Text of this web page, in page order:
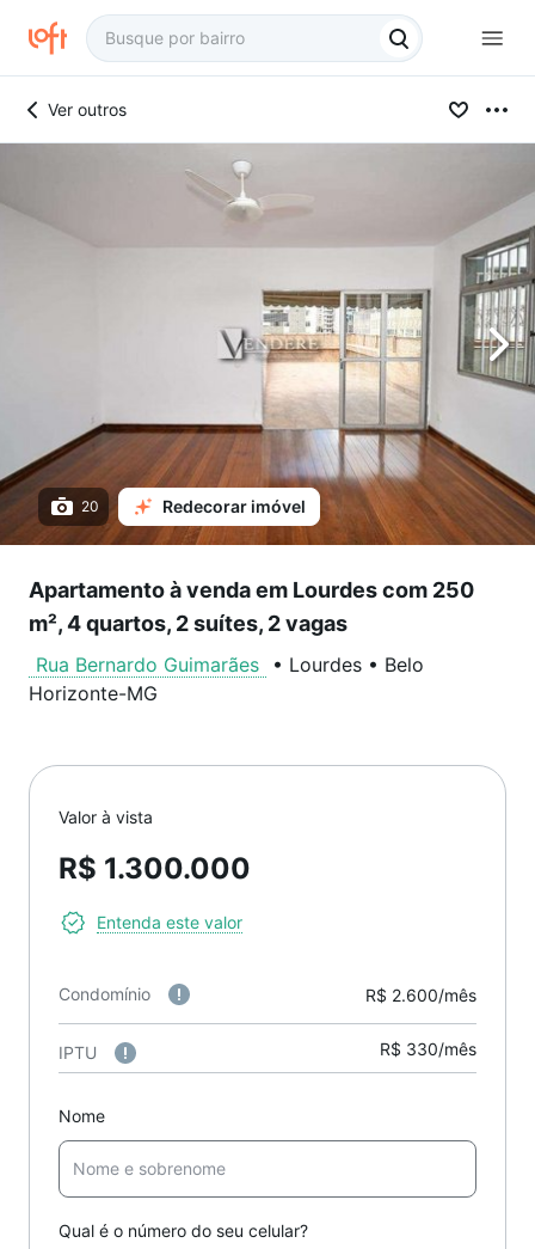
Ver outros
20 Redecorar imóvel
Apartamento à venda em Lourdes com 250
m², 4 quartos, 2 suítes, 2 vagas
Rua Bernardo Guimarães • Lourdes • Belo
Horizonte-MG
Valor à vista
R$ 1.300.000
Entenda este valor
Condomínio R$ 2.600/mês
IPTU R$ 330/mês
Nome
Qual é o número do seu celular?